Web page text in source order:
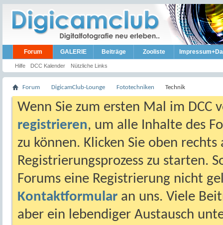
Forum
Hilfe DCC Kalender Nützliche Links
GALERIE Beiträge Zooliste
Forum DigicamClub-Lounge Fototechniken Technik
Wenn Sie zum ersten Mal im DCC
registrieren, um alle Inhalte des
zu können. Klicken Sie oben
Registrierungsprozess zu starten.
Forums eine Registrierung nicht
Kontaktformular an uns. Viele
aber ein lebendiger Austausch